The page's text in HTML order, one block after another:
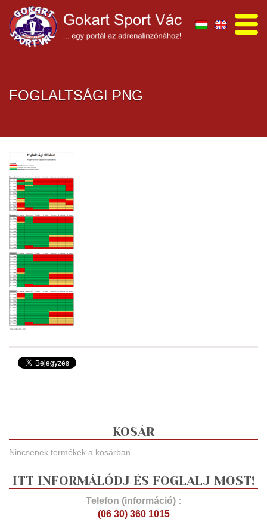
FOGLALTSÁGI PNG
KOSÁR
Nincsenek termékek a kosárban.
ITT INFORMÁLÓDJ ÉS FOGLALJ MOST!
Telefon (információ) :
(06 30) 360 1015